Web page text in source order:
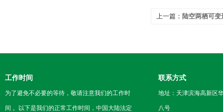
上一篇： 陆空两栖可
工作时间
为了避免不必要的等待，敬请注意我们的工作时
间 。以下是我们的正常工作时间，中国大陆法定
联系方式
地址：天津滨海高新区
八号